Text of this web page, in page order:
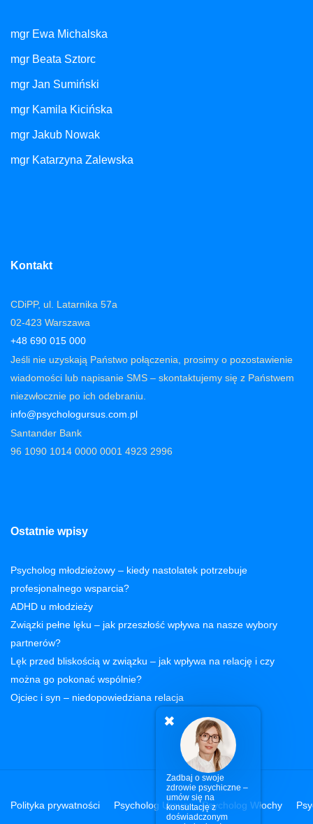
✖
Zadbaj o swoje
zdrowie psychiczne –
umów się na
konsultację z
doświadczonym
mgr Ewa Michalska
mgr Beata Sztorc
mgr Jan Sumiński
mgr Kamila Kicińska
mgr Jakub Nowak
mgr Katarzyna Zalewska
Kontakt
CDiPP, ul. Latarnika 57a
02-423 Warszawa
+48 690 015 000
Jeśli nie uzyskają Państwo połączenia, prosimy o pozostawienie
wiadomości lub napisanie SMS – skontaktujemy się z Państwem
niezwłocznie po ich odebraniu.
info@psychologursus.com.pl
Santander Bank
96 1090 1014 0000 0001 4923 2996
Ostatnie wpisy
Psycholog młodzieżowy – kiedy nastolatek potrzebuje
profesjonalnego wsparcia?
ADHD u młodzieży
Związki pełne lęku – jak przeszłość wpływa na nasze wybory
partnerów?
Lęk przed bliskością w związku – jak wpływa na relację i czy
można go pokonać wspólnie?​
Ojciec i syn – niedopowiedziana relacja
Polityka prywatności Psycholog Ursus Psycholog Włochy